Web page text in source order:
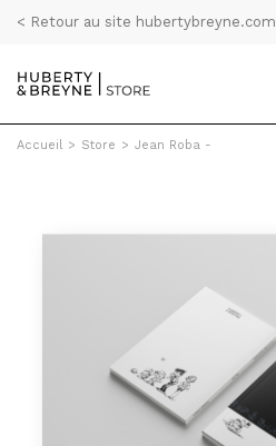
< Retour au site hubertybreyne.com
Accueil > Store > Jean Roba -